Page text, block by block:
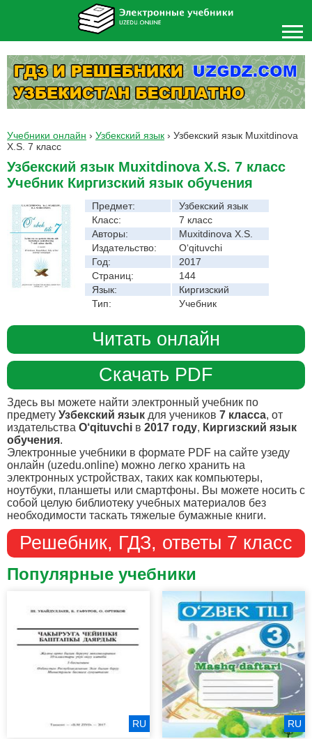
Учебники онлайн › Узбекский язык › Узбекский язык Muxitdinova
X.S. 7 класс
Узбекский язык Muxitdinova X.S. 7 класс
Учебник Киргизский язык обучения
Предмет:
Узбекский язык
Класс:
7 класс
Авторы:
Muxitdinova X.S.
Издательство:
O‘qituvchi
Год:
2017
Страниц:
144
Язык:
Киргизский
Тип:
Учебник
Читать онлайн
Скачать PDF
Здесь вы можете найти электронный учебник по
предмету Узбекский язык для учеников 7 класса, от
издательства O‘qituvchi в 2017 году, Киргизский язык
обучения.
Электронные учебники в формате PDF на сайте узеду
онлайн (uzedu.online) можно легко хранить на
электронных устройствах, таких как компьютеры,
ноутбуки, планшеты или смартфоны. Вы можете носить с
собой целую библиотеку учебных материалов без
необходимости таскать тяжелые бумажные книги.
Решебник, ГДЗ, ответы 7 класс
Популярные учебники
RU RU